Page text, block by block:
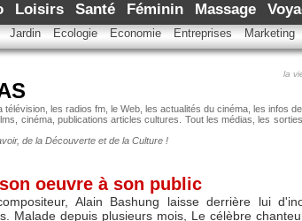
Loisirs Santé Féminin Massage
Jardin Ecologie Economie Entreprises Marketing
la
les radios fm, le Web, les actualités du cinéma, les infos
cinéma, publications articles cultures. Tout les médias, les
de la Découverte et de la Culture !
oeuvre à son public
Alain Bashung laisse derrière lui
Malade depuis plusieurs mois, Le célèbre